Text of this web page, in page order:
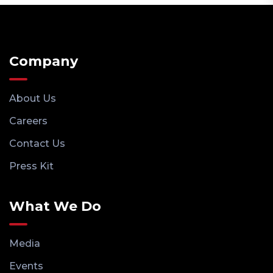
Company
About Us
Careers
Contact Us
Press Kit
What We Do
Media
Events